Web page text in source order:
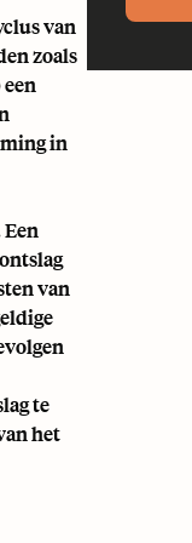
van
zoals
in
van
te
het